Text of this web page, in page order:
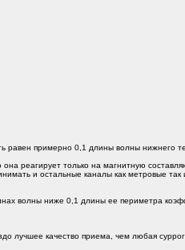
примерно 0,1 длины волны нижнего
реагирует только на магнитную
и остальные каналы как метровые
волны ниже 0,1 длины ее периметра
лучшее качество приема, чем любая